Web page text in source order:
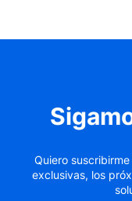
Quiero
exclusivas, los